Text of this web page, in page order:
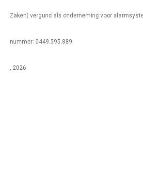
Zaken) vergund als onderneming voor
nummer: 0449.595.889
, 2026